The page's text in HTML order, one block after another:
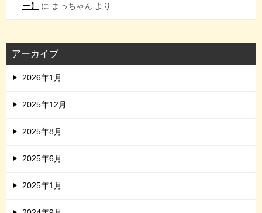
ー】
に まっちゃん より
アーカイブ
2026年1月
2025年12月
2025年8月
2025年6月
2025年1月